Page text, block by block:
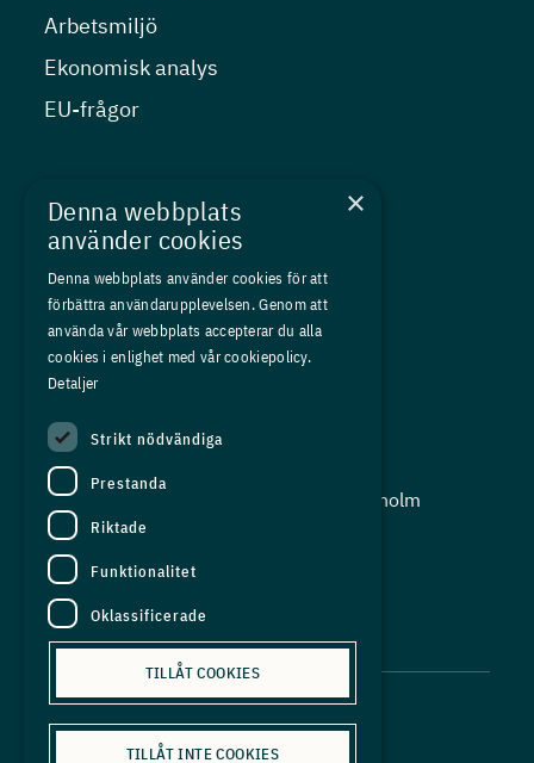
Arbetsmiljö
Ekonomisk analys
EU-frågor
Kurser
Medlemskap
Om oss
Press
In English
Adress:
Storgatan 19, Box 5501, 114 85 Stockholm
Organisationsnummer:
556625 - 8389
E-post:
info@industriarbetsgivarna.se
×
Denna webbplats
använder cookies
Denna webbplats använder cookies för att
förbättra användarupplevelsen. Genom att
använda vår webbplats accepterar du alla
cookies i enlighet med vår cookiepolicy.
Detaljer
Strikt nödvändiga
Prestanda
Riktade
Funktionalitet
Oklassificerade
TILLÅT COOKIES
TILLÅT INTE COOKIES